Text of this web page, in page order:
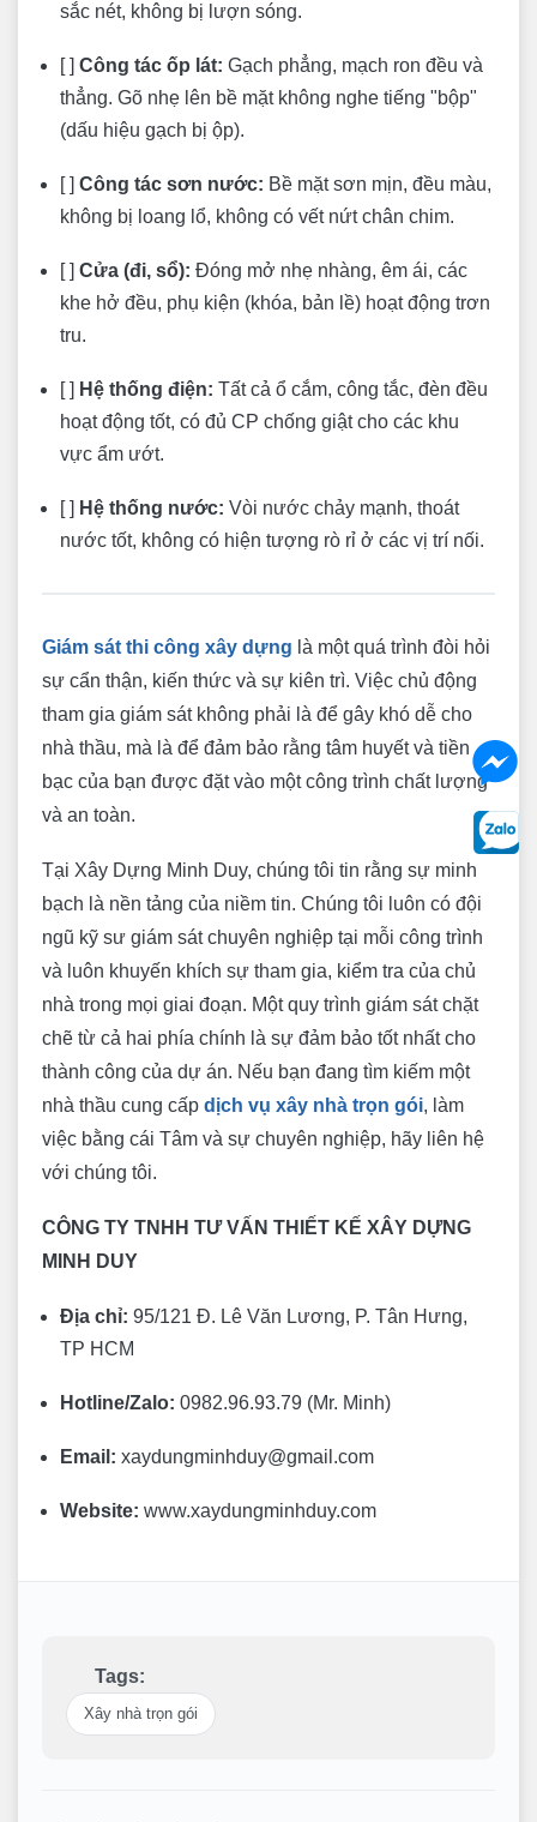
sắc nét, không bị lượn sóng.
[ ] Công tác ốp lát: Gạch phẳng, mạch ron đều và
thẳng. Gõ nhẹ lên bề mặt không nghe tiếng "bộp"
(dấu hiệu gạch bị ộp).
[ ] Công tác sơn nước: Bề mặt sơn mịn, đều màu,
không bị loang lổ, không có vết nứt chân chim.
[ ] Cửa (đi, sổ): Đóng mở nhẹ nhàng, êm ái, các
khe hở đều, phụ kiện (khóa, bản lề) hoạt động trơn
tru.
[ ] Hệ thống điện: Tất cả ổ cắm, công tắc, đèn đều
hoạt động tốt, có đủ CP chống giật cho các khu
vực ẩm ướt.
[ ] Hệ thống nước: Vòi nước chảy mạnh, thoát
nước tốt, không có hiện tượng rò rỉ ở các vị trí nối.
Giám sát thi công xây dựng là một quá trình đòi hỏi
sự cẩn thận, kiến thức và sự kiên trì. Việc chủ động
tham gia giám sát không phải là để gây khó dễ cho
nhà thầu, mà là để đảm bảo rằng tâm huyết và tiền
bạc của bạn được đặt vào một công trình chất lượng
và an toàn.
Tại Xây Dựng Minh Duy, chúng tôi tin rằng sự minh
bạch là nền tảng của niềm tin. Chúng tôi luôn có đội
ngũ kỹ sư giám sát chuyên nghiệp tại mỗi công trình
và luôn khuyến khích sự tham gia, kiểm tra của chủ
nhà trong mọi giai đoạn. Một quy trình giám sát chặt
chẽ từ cả hai phía chính là sự đảm bảo tốt nhất cho
thành công của dự án. Nếu bạn đang tìm kiếm một
nhà thầu cung cấp dịch vụ xây nhà trọn gói, làm
việc bằng cái Tâm và sự chuyên nghiệp, hãy liên hệ
với chúng tôi.
CÔNG TY TNHH TƯ VẤN THIẾT KẾ XÂY DỰNG
MINH DUY
Địa chỉ: 95/121 Đ. Lê Văn Lương, P. Tân Hưng,
TP HCM
Hotline/Zalo: 0982.96.93.79 (Mr. Minh)
Email: xaydungminhduy@gmail.com
Website: www.xaydungminhduy.com
Tags:
Xây nhà trọn gói